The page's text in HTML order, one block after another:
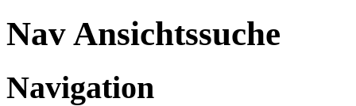
Nav Ansichtssuche
Navigation